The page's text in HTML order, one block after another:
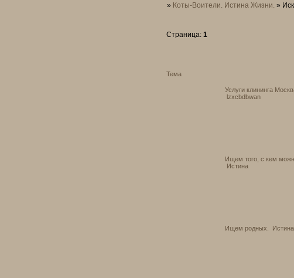
» Коты-Воители. Истина Жизни. »
Страница:1
Тема
Услуги клининга
lzxcbdbwan
Ищем того, с кем
Истина
Ищем родных. Истина